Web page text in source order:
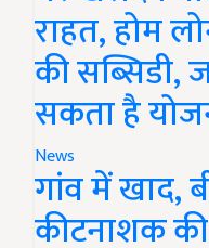
राहत, होम
की सब्सिडी,
सकता है
News
गांव में खाद,
कीटनाशक